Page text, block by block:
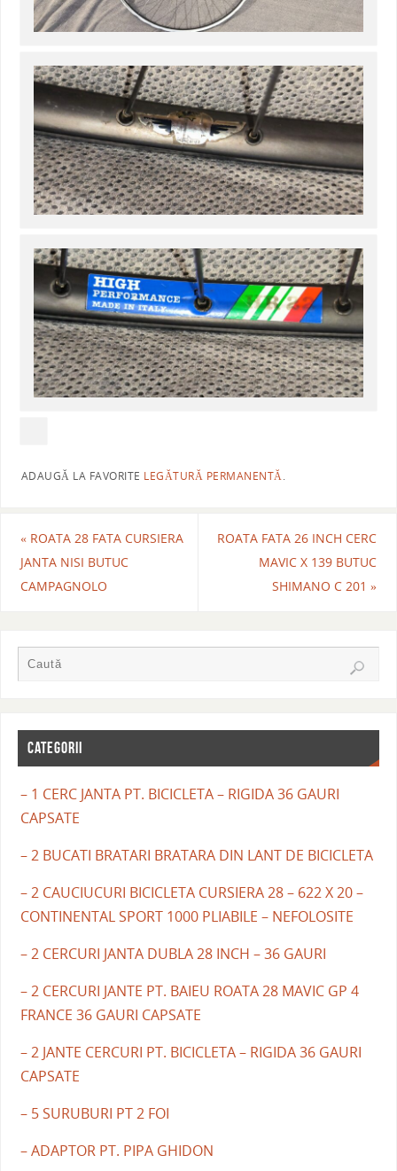
ADAUGĂ LA FAVORITE LEGĂTURĂ PERMANENTĂ.
«ROATA 28 FATA CURSIERA
JANTA NISI BUTUC
CAMPAGNOLO
ROATA FATA 26 INCH CERC
MAVIC X 139 BUTUC
SHIMANO C 201»
CATEGORII
– 1 CERC JANTA PT. BICICLETA – RIGIDA 36 GAURI
CAPSATE
– 2 BUCATI BRATARI BRATARA DIN LANT DE BICICLETA
– 2 CAUCIUCURI BICICLETA CURSIERA 28 – 622 X 20 –
CONTINENTAL SPORT 1000 PLIABILE – NEFOLOSITE
– 2 CERCURI JANTA DUBLA 28 INCH – 36 GAURI
– 2 CERCURI JANTE PT. BAIEU ROATA 28 MAVIC GP 4
FRANCE 36 GAURI CAPSATE
– 2 JANTE CERCURI PT. BICICLETA – RIGIDA 36 GAURI
CAPSATE
– 5 SURUBURI PT 2 FOI
– ADAPTOR PT. PIPA GHIDON